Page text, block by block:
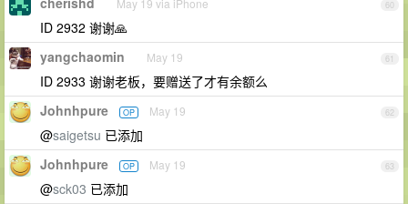
60
May 19 via iPhone
ID 2932 谢谢🙏
61
yangchaomin May 19
ID 2933 谢谢老板，要赠送了才有余额么
62
Johnhpure OP May 19
@saigetsu 已添加
63
Johnhpure OP May 19
@sck03 已添加